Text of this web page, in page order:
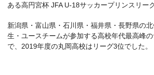
ある高円宮杯 JFA U-18サッカープリンスリー
新潟県・富山県・石川県・福井県・長野県の
生・ユースチームが参加する高校年代最高峰
で、2019年度の丸岡高校はリーグ3位でした。